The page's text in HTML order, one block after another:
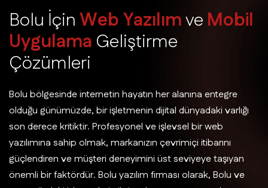
Bolu İçinWebYazılımve Mobil
Uygulama Geliştirme
Çözümleri
Bolu bölgesinde internetin hayatın her alanına entegre
olduğu günümüzde, bir işletmenin dijital dünyadaki varlığı
son derece kritiktir. Profesyonel ve işlevsel bir web
yazılımına sahip olmak, markanızın çevrimiçi itibarını
güçlendiren ve müşteri deneyimini üst seviyeye taşıyan
önemli bir faktördür. Bolu yazılım firması olarak, Bolu ve